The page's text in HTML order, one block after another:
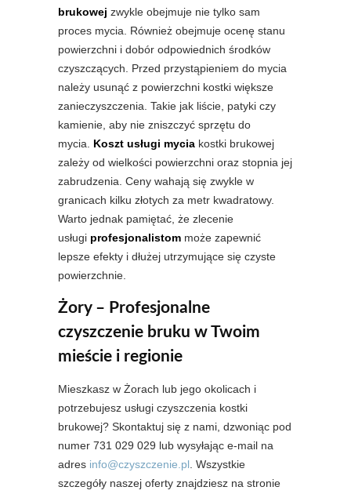
brukowej zwykle obejmuje nie tylko sam
proces mycia. Również obejmuje ocenę stanu
powierzchni i dobór odpowiednich środków
czyszczących. Przed przystąpieniem do mycia
należy usunąć z powierzchni kostki większe
zanieczyszczenia. Takie jak liście, patyki czy
kamienie, aby nie zniszczyć sprzętu do
mycia. Koszt usługi mycia kostki brukowej
zależy od wielkości powierzchni oraz stopnia jej
zabrudzenia. Ceny wahają się zwykle w
granicach kilku złotych za metr kwadratowy.
Warto jednak pamiętać, że zlecenie
usługi profesjonalistom może zapewnić
lepsze efekty i dłużej utrzymujące się czyste
powierzchnie.
Żory – Profesjonalne
czyszczenie bruku w Twoim
mieście i regionie
Mieszkasz w Żorach lub jego okolicach i
potrzebujesz usługi czyszczenia kostki
brukowej? Skontaktuj się z nami, dzwoniąc pod
numer 731 029 029 lub wysyłając e-mail na
adres info@czyszczenie.pl . Wszystkie
szczegóły naszej oferty znajdziesz na stronie